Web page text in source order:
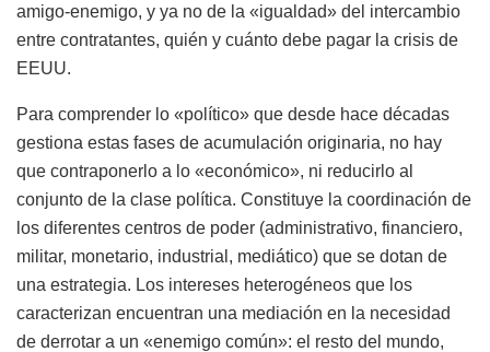
amigo-enemigo, y ya no de la «igualdad» del intercambio
entre contratantes, quién y cuánto debe pagar la crisis de
EEUU.
Para comprender lo «político» que desde hace décadas
gestiona estas fases de acumulación originaria, no hay
que contraponerlo a lo «económico», ni reducirlo al
conjunto de la clase política. Constituye la coordinación de
los diferentes centros de poder (administrativo, financiero,
militar, monetario, industrial, mediático) que se dotan de
una estrategia. Los intereses heterogéneos que los
caracterizan encuentran una mediación en la necesidad
de derrotar a un «enemigo común»: el resto del mundo,